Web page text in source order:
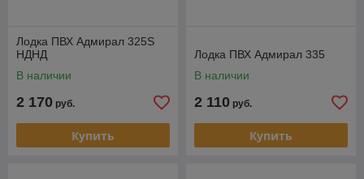
Лодка ПВХ Адмирал 325S
НДНД
В наличии
2 170 руб.
Купить
Лодка ПВХ Адмирал 335
В наличии
2 110 руб.
Купить